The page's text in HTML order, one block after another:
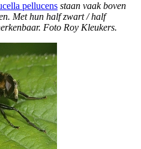
pellucens staan vaak boven
Met hun half zwart / half
Foto Roy Kleukers.